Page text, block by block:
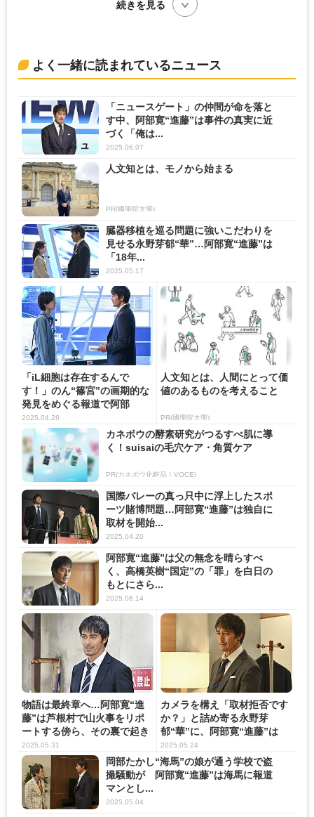
続きを見る
よく一緒に読まれているニュース
「ニュースゲート」の仲間が命を落と
す中、阿部寛“進藤”は事件の真実に近
づく「俺は...
2025.06.07
人文知とは、モノから始まる
PR(國學院大學)
臓器移植を巡る問題に強いこだわりを
見せる永野芽郁“華”…阿部寛“進藤”は
「18年...
2025.05.17
「iL細胞は存在するんで
す！」のん“篠宮”の画期的な
発見をめぐる報道で阿部
寛“進...
2025.04.26
人文知とは、人間にとって価
値のあるものを考えること
PR(國學院大學)
カネボウの酵素研究がつるすべ肌に導
く！suisaiの毛穴ケア・角質ケア
PR(カネボウ化粧品｜VOCE)
国際バレーの真っ只中に浮上したスポ
ーツ賭博問題…阿部寛“進藤”は独自に
取材を開始...
2025.04.20
阿部寛“進藤”は父の無念を晴らすべ
く、高橋英樹“国定”の「罪」を白日の
もとにさら...
2025.06.14
物語は最終章へ…阿部寛“進
藤”は芦根村で山火事をリポ
ートする傍ら、その裏で起き
た...
2025.05.31
カメラを構え「取材拒否です
か？」と詰め寄る永野芽
郁“華”に、阿部寛“進藤”は
「生...
2025.05.24
岡部たかし“海馬”の娘が通う学校で盗
撮騒動が 阿部寛“進藤”は海馬に報道
マンとし...
2025.05.04